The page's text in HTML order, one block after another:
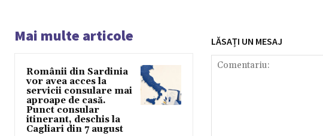
Mai multe articole
Românii din Sardinia
vor avea acces la
servicii consulare mai
aproape de casă.
Punct consular
itinerant, deschis la
Cagliari din 7 august
LĂSAȚI UN MESAJ